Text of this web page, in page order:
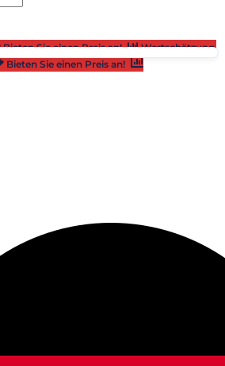
Bieten Sie einen Preis an!
Wertschätzung
Bieten Sie einen Preis an!